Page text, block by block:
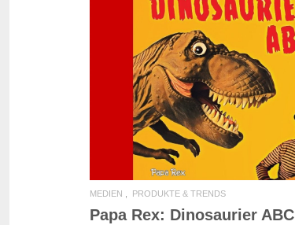
READ MORE
MEDIEN PRODUKTE & TRENDS
Papa Rex: Dinosaurier ABC